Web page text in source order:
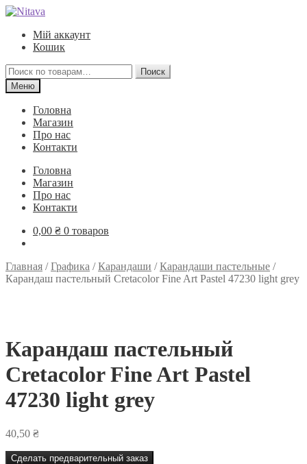
Перейти
навигации
Перейти
содержимому
Мій аккаунт
Кошик
Искать:
Поиск
Меню
Головна
Магазин
Про нас
Контакти
Головна
Магазин
Про нас
Контакти
0,00 ₴ 0 товаров
Главная /Графика /Карандаши /Карандаши пастельные /
Карандаш пастельный Cretacolor Fine Art Pastel 47230 light grey
Карандаш пастельный
Cretacolor Fine Art Pastel
47230 light grey
40,50 ₴
Сделать предварительный заказ